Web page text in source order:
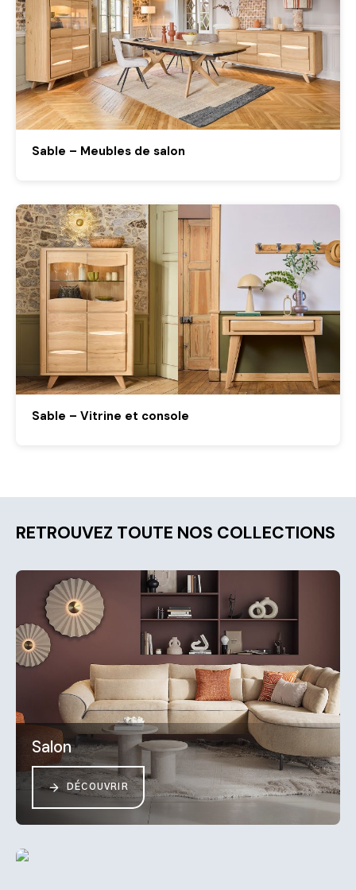
Sable – Meubles de salon
Sable – Vitrine et console
RETROUVEZ TOUTE NOS COLLECTIONS
Salon
DÉCOUVRIR